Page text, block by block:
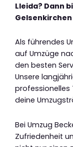
Lleida? Dann
Als führendes
auf Umzüge
den besten
Unsere
professionelles
deine
Bei Umzug
Zufriedenheit